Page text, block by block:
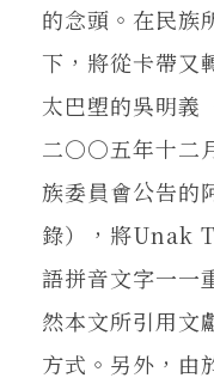
的念頭。在民族
下，將從卡帶又
太巴塱的吳明
二○○五年十二
族委員會公告的
錄），將Unak
語拼音文字一一
然本文所引用文
方式。另外，由